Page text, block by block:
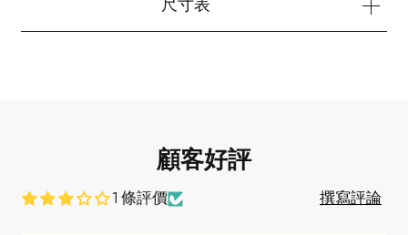
尺寸表
顧客好評
1 條評價 撰寫評論